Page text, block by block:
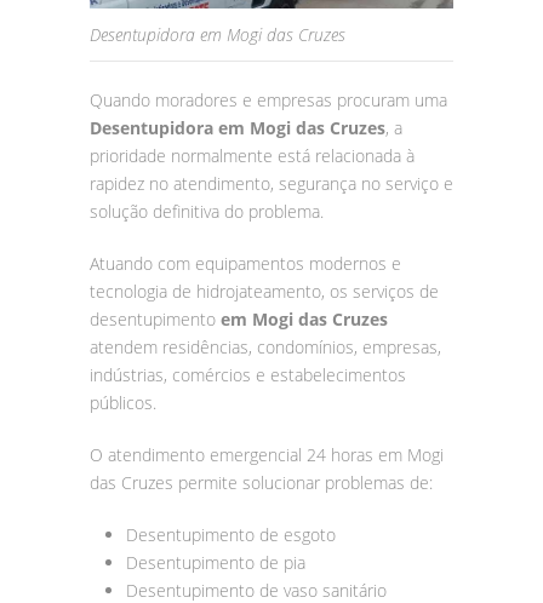
Desentupidora em Mogi das Cruzes
Quando moradores e empresas procuram uma
Desentupidora em Mogi das Cruzes, a
prioridade normalmente está relacionada à
rapidez no atendimento, segurança no serviço e
solução definitiva do problema.
Atuando com equipamentos modernos e
tecnologia de hidrojateamento, os serviços de
desentupimento em Mogi das Cruzes
atendem residências, condomínios, empresas,
indústrias, comércios e estabelecimentos
públicos.
O atendimento emergencial 24 horas em Mogi
das Cruzes permite solucionar problemas de:
Desentupimento de esgoto
Desentupimento de pia
Desentupimento de vaso sanitário